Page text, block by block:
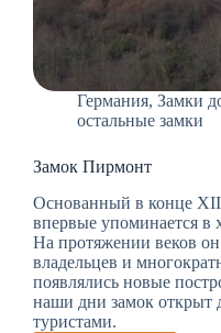
Германия, Замки
остальные замки
Замок Пирмонт
Основанный в конце
впервые упоминается в
На протяжении веков
владельцев и
появлялись новые
наши дни замок открыт
туристами.